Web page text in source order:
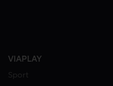
VIAPLAY
Sport